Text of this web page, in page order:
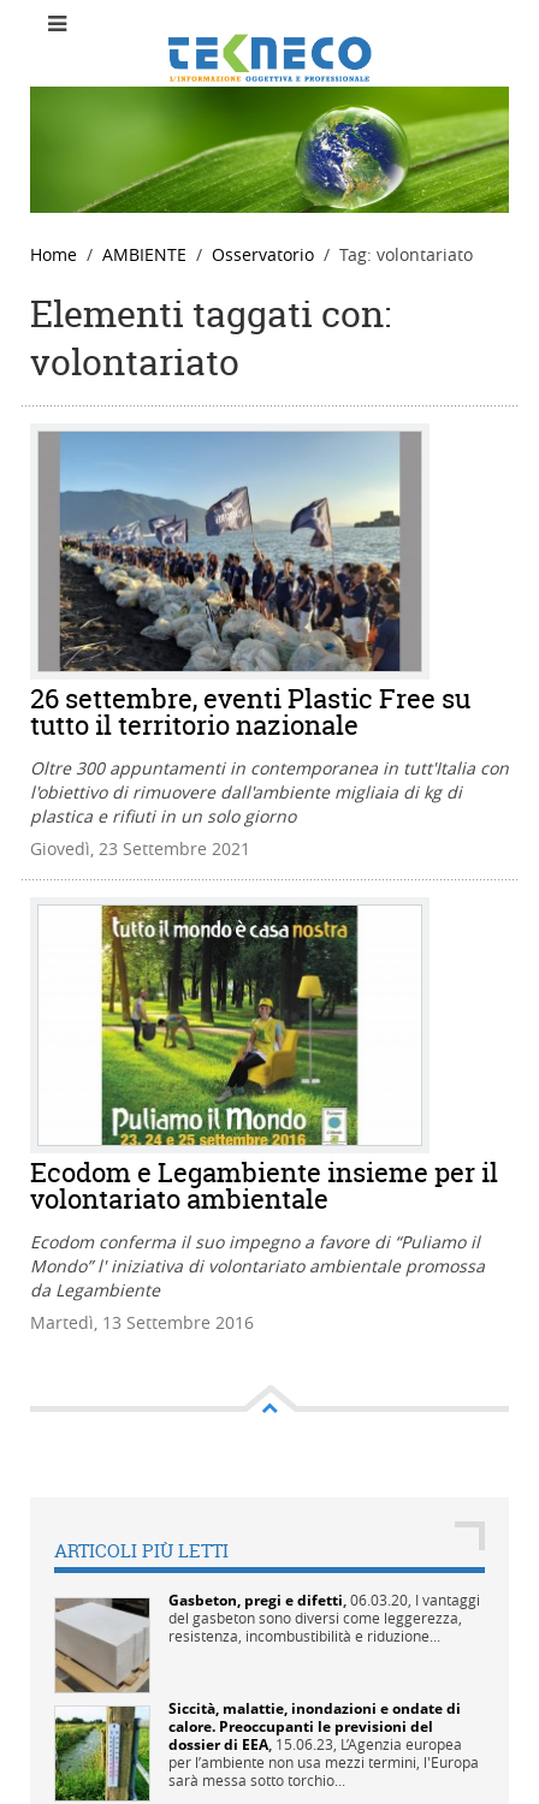
Home AMBIENTE Osservatorio Tag: volontariato
Elementi taggati con:
volontariato
26 settembre, eventi Plastic Free su
tutto il territorio nazionale
Oltre 300 appuntamenti in contemporanea in tutt'Italia con
l'obiettivo di rimuovere dall'ambiente migliaia di kg di
plastica e rifiuti in un solo giorno
Giovedì, 23 Settembre 2021
Ecodom e Legambiente insieme per il
volontariato ambientale
Ecodom conferma il suo impegno a favore di “Puliamo il
Mondo” l' iniziativa di volontariato ambientale promossa
da Legambiente
Martedì, 13 Settembre 2016
ARTICOLI PIÙ LETTI
Gasbeton, pregi e difetti,06.03.20, I vantaggi
del gasbeton sono diversi come leggerezza,
resistenza, incombustibilità e riduzione...
Siccità, malattie, inondazioni e ondate di
calore. Preoccupanti le previsioni del
dossier di EEA, 15.06.23, L’Agenzia europea
per l’ambiente non usa mezzi termini, l'Europa
sarà messa sotto torchio...